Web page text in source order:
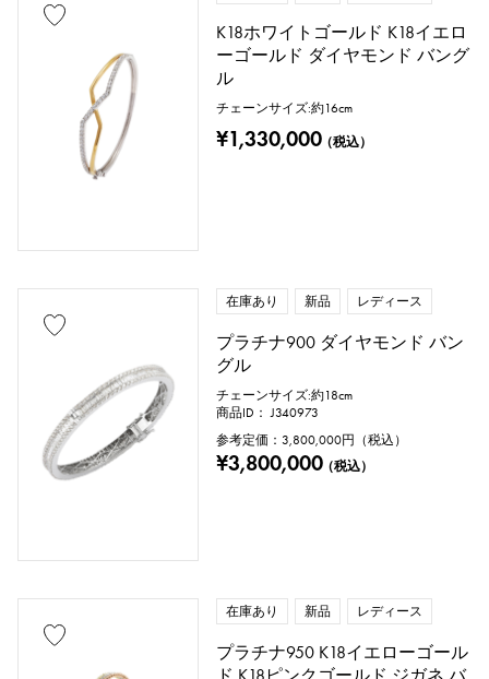
K18ホワイトゴールド K18イエロ
ーゴールド ダイヤモンド バング
ル
チェーンサイズ:約16cm
¥1,330,000（税込）
在庫あり 新品 レディース
プラチナ900 ダイヤモンド バン
グル
チェーンサイズ:約18cm
商品ID： J340973
参考定価：3,800,000円（税込）
¥3,800,000（税込）
在庫あり 新品 レディース
プラチナ950 K18イエローゴール